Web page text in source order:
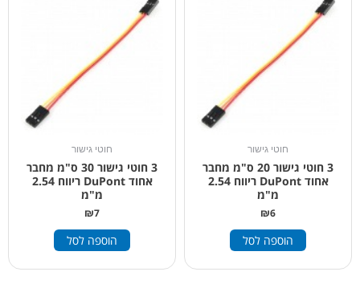
חוטי גישור
3 חוטי גישור 20 ס"מ מחבר
אחוד DuPont ריווח 2.54
מ"מ
₪6
הוספה לסל
חוטי גישור
3 חוטי גישור 30 ס"מ מחבר
אחוד DuPont ריווח 2.54
מ"מ
₪7
הוספה לסל